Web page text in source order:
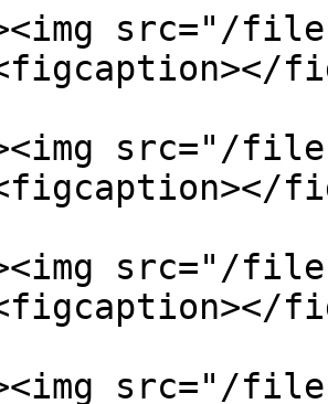
src="/
src="/files/
src="/files/
src="/